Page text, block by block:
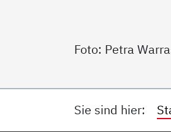
Foto: Petra
Sie sind hier: